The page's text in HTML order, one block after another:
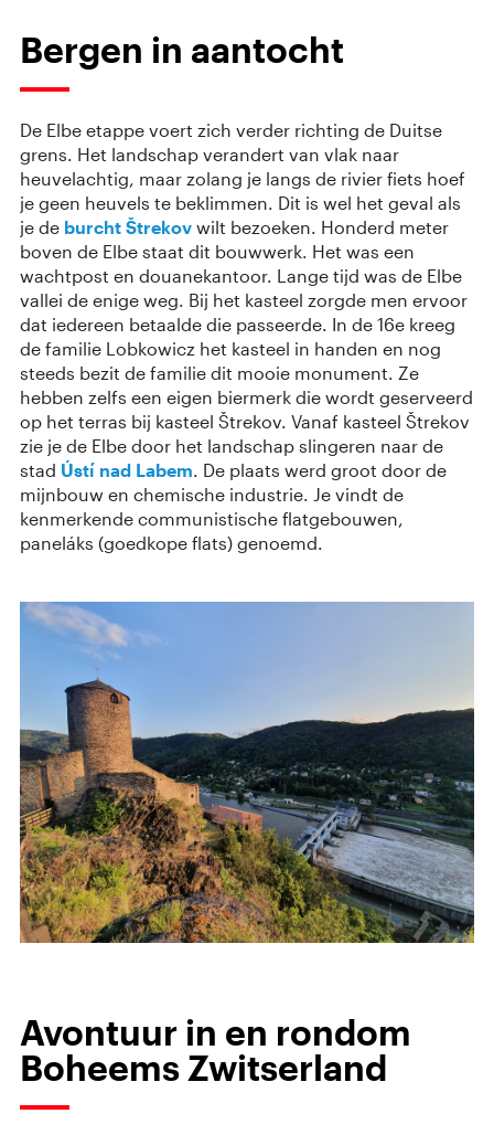
Bergen in aantocht
De Elbe etappe voert zich verder richting de Duitse
grens. Het landschap verandert van vlak naar
heuvelachtig, maar zolang je langs de rivier fiets hoef
je geen heuvels te beklimmen. Dit is wel het geval als
je de burcht Štrekov wilt bezoeken. Honderd meter
boven de Elbe staat dit bouwwerk. Het was een
wachtpost en douanekantoor. Lange tijd was de Elbe
vallei de enige weg. Bij het kasteel zorgde men ervoor
dat iedereen betaalde die passeerde. In de 16e kreeg
de familie Lobkowicz het kasteel in handen en nog
steeds bezit de familie dit mooie monument. Ze
hebben zelfs een eigen biermerk die wordt geserveerd
op het terras bij kasteel Štrekov. Vanaf kasteel Štrekov
zie je de Elbe door het landschap slingeren naar de
stad Ústí nad Labem. De plaats werd groot door de
mijnbouw en chemische industrie. Je vindt de
kenmerkende communistische flatgebouwen,
paneláks (goedkope flats) genoemd.
Avontuur in en rondom
Boheems Zwitserland